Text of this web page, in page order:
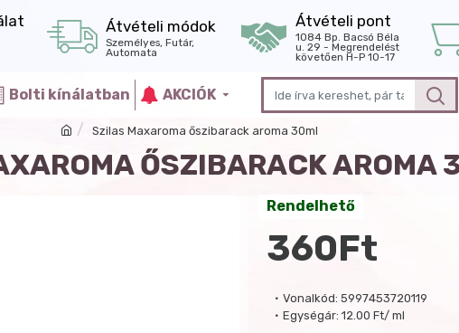
Átvételi módok
Személyes, Futár,
Automata
Átvételi pont
1084 Bp. Bacsó Béla
u. 29 - Megrendelést
követően H-P 10-17
Bolti kínálatban AKCIÓK
Szilas Maxaroma őszibarack aroma 30ml
ŐSZIBARACK AROMA
Vonalkód: 5997453720119
Egységár: 12.00 Ft/ ml
Rendelhető
360Ft